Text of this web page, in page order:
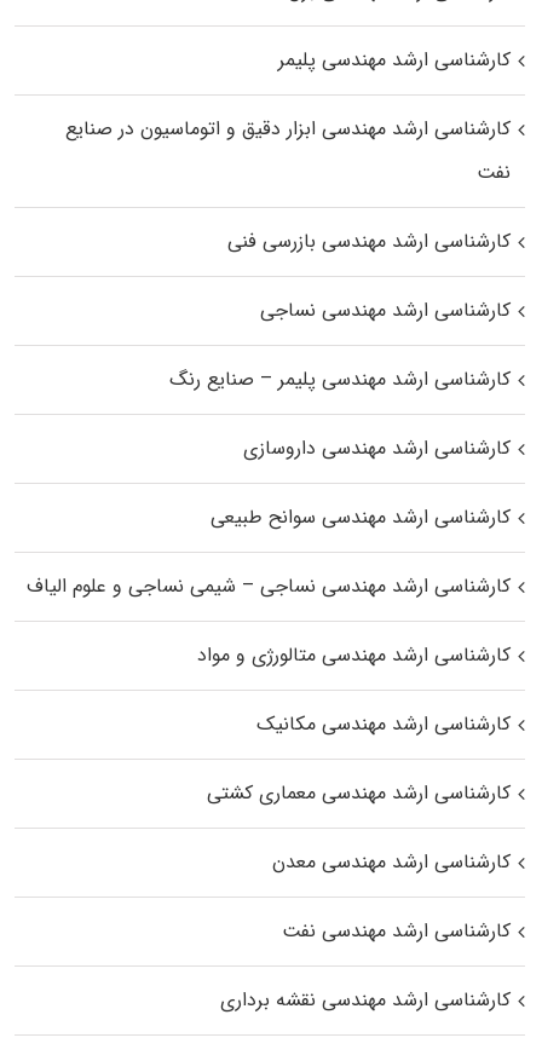
کارشناسی ارشد مهندسی پلیمر
کارشناسی ارشد مهندسی ابزار دقیق و اتوماسیون در صنایع
نفت
کارشناسی ارشد مهندسی بازرسی فنی
کارشناسی ارشد مهندسی نساجی
کارشناسی ارشد مهندسی پلیمر – صنایع رنگ
کارشناسی ارشد مهندسی داروسازی
کارشناسی ارشد مهندسی سوانح طبیعی
کارشناسی ارشد مهندسی نساجی – شیمی نساجی و علوم الیاف
کارشناسی ارشد مهندسی متالورژی و مواد
کارشناسی ارشد مهندسی مکانیک
کارشناسی ارشد مهندسی معماری کشتی
کارشناسی ارشد مهندسی معدن
کارشناسی ارشد مهندسی نفت
کارشناسی ارشد مهندسی نقشه برداری